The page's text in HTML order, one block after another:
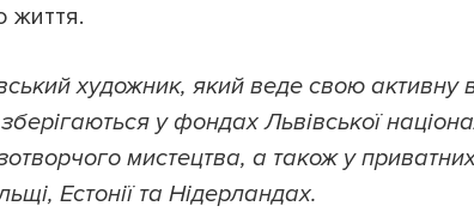
життя.
художник, який веде свою активну
у фондах Львівської
мистецтва, а також у
Естонії та Нідерландах.